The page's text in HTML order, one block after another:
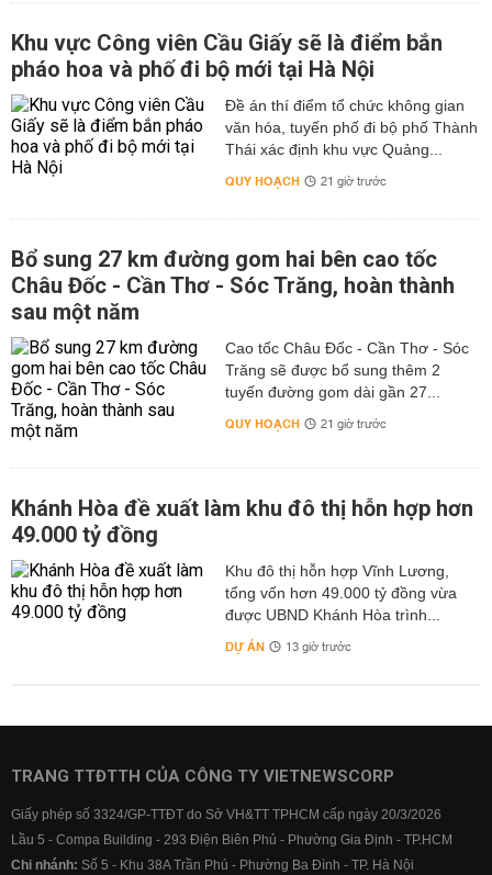
Khu vực Công viên Cầu Giấy sẽ là điểm bắn
pháo hoa và phố đi bộ mới tại Hà Nội
Đề án thí điểm tổ chức không gian
văn hóa, tuyến phố đi bộ phố Thành
Thái xác định khu vực Quảng...
QUY HOẠCH 21 giờ trước
Bổ sung 27 km đường gom hai bên cao tốc
Châu Đốc - Cần Thơ - Sóc Trăng, hoàn thành
sau một năm
Cao tốc Châu Đốc - Cần Thơ - Sóc
Trăng sẽ được bổ sung thêm 2
tuyến đường gom dài gần 27...
QUY HOẠCH 21 giờ trước
Khánh Hòa đề xuất làm khu đô thị hỗn hợp hơn
49.000 tỷ đồng
Khu đô thị hỗn hợp Vĩnh Lương,
tổng vốn hơn 49.000 tỷ đồng vừa
được UBND Khánh Hòa trình...
DỰ ÁN 13 giờ trước
TRANG TTĐTTH CỦA CÔNG TY VIETNEWSCORP
Giấy phép số 3324/GP-TTĐT do Sở VH&TT TPHCM cấp ngày 20/3/2026
Lầu 5 - Compa Building - 293 Điện Biên Phủ - Phường Gia Định - TP.HCM
Chi nhánh: Số 5 - Khu 38A Trần Phú - Phường Ba Đình - TP. Hà Nội